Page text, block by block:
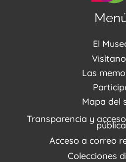
El
Acerca de
Reserva tus
Agenda /
Recorridos
Las
Centro de
Repositorio (MUSEO /
Narrativas
Enlaces de
Fondo
Mapa del
Transparencia y
pública
Acceso a correo
Colecciones